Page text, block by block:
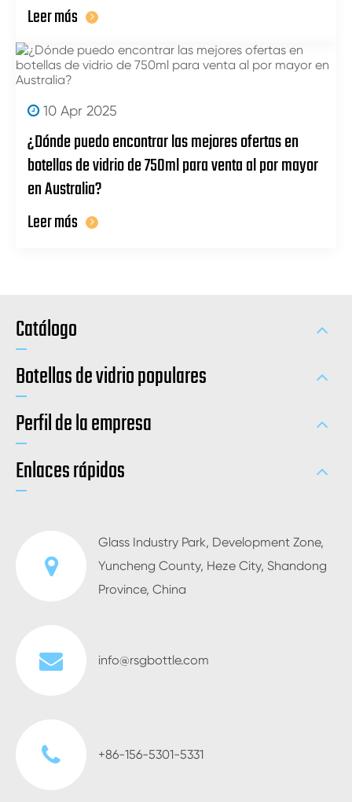
Leer más
10 Apr 2025
¿Dónde puedo encontrar las mejores ofertas en
botellas de vidrio de 750ml para venta al por mayor
en Australia?
Leer más
Catálogo
Botellas de vidrio populares
Perfil de la empresa
Enlaces rápidos
Glass Industry Park, Development Zone,
Yuncheng County, Heze City, Shandong
Province, China
info@rsgbottle.com
+86-156-5301-5331